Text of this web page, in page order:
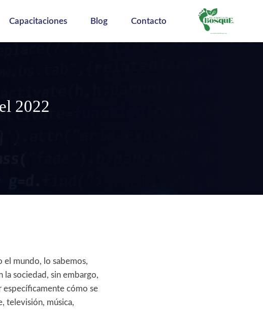
Capacitaciones Blog Contacto
2022
mundo, lo sabemos,
la sociedad, sin embargo,
cómo se
televisión, música,